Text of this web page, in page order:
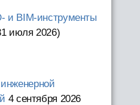
и BIM-инструменты
июля 2026)
4 сентября 2026